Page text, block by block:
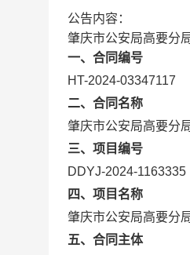
公告内容：
肇庆市公安局高要分
一、合同编号
HT-2024-03347117
二、合同名称
肇庆市公安局高要分
三、项目编号
DDYJ-2024-1163335
四、项目名称
肇庆市公安局高要分
五、合同主体